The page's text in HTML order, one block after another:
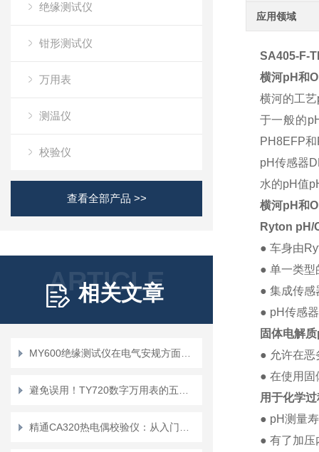
绝缘测试仪
钳形测试仪
万用表
测温仪
校验仪
查看全部产品 >>
ARTICLE
相关文章
应用领域
SA405-F-
横河pH和
横河的工
于一般的
PH8EFP
pH传感器
水的pH值
横河pH和
Ryton pH/
● 车身由
● 单一类型
● 集成传感
● pH传感
固体电解
● 允许在恶
● 在使用固
用于化学
● pH测量
● 有了加压